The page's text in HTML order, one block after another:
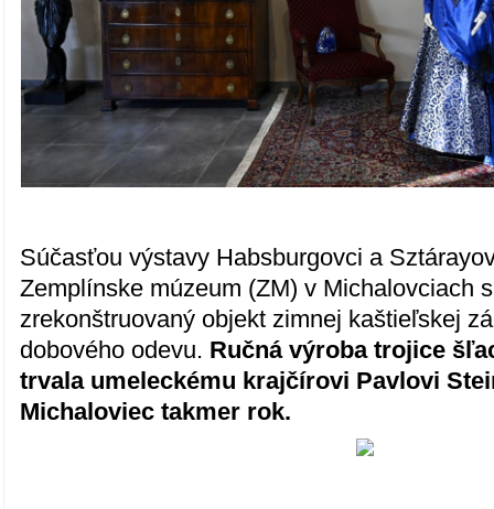
Súčasťou výstavy Habsburgovci a
Zemplínske múzeum (ZM) v Michalovciach
zrekonštruovaný objekt zimnej kaštieľskej
dobového odevu. Ručná výroba trojice
trvala umeleckému krajčírovi Pavlovi
Michaloviec takmer rok.